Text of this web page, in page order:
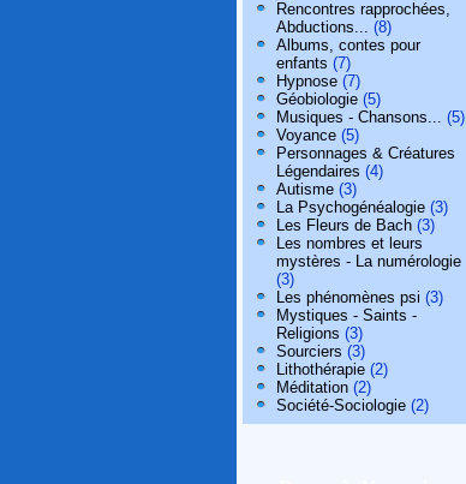
Rencontres rapprochées,
Abductions... (8)
Albums, contes pour
enfants (7)
Hypnose (7)
Géobiologie (5)
Musiques - Chansons... (5)
Voyance (5)
Personnages & Créatures
Légendaires (4)
Autisme (3)
La Psychogénéalogie (3)
Les Fleurs de Bach (3)
Les nombres et leurs
mystères - La numérologie
(3)
Les phénomènes psi (3)
Mystiques - Saints -
Religions (3)
Sourciers (3)
Lithothérapie (2)
Méditation (2)
Société-Sociologie (2)